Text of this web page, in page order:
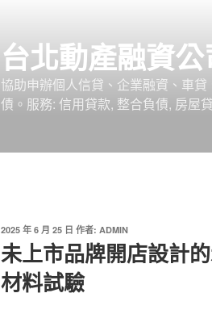
台北動產融資
協助申辦個人信貸、企業融資、車
債。服務: 信用貸款, 整合負債, 房屋
發
於
2025 年 6 月 25 日 作者: ADMIN
未上市品牌開店設計
材料試驗